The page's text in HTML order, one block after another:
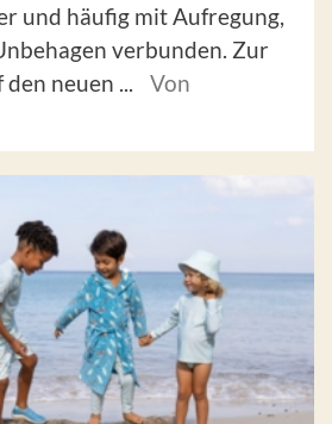
und häufig mit Aufregung,
verbunden. Zur
neuen ...
Von